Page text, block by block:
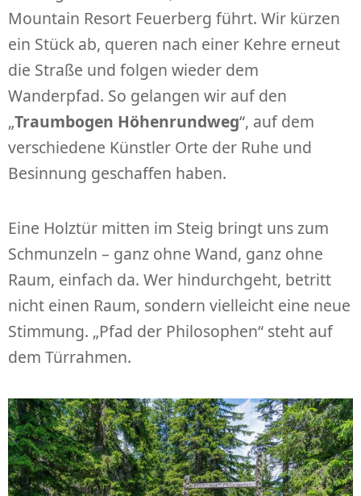
Mountain Resort Feuerberg führt. Wir kürzen
ein Stück ab, queren nach einer Kehre erneut
die Straße und folgen wieder dem
Wanderpfad. So gelangen wir auf den
„Traumbogen Höhenrundweg“, auf dem
verschiedene Künstler Orte der Ruhe und
Besinnung geschaffen haben.
Eine Holztür mitten im Steig bringt uns zum
Schmunzeln – ganz ohne Wand, ganz ohne
Raum, einfach da. Wer hindurchgeht, betritt
nicht einen Raum, sondern vielleicht eine neue
Stimmung. „Pfad der Philosophen“ steht auf
dem Türrahmen.